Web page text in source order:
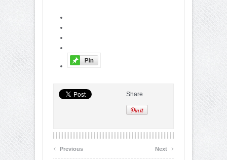
Share
‹ Previous Next ›